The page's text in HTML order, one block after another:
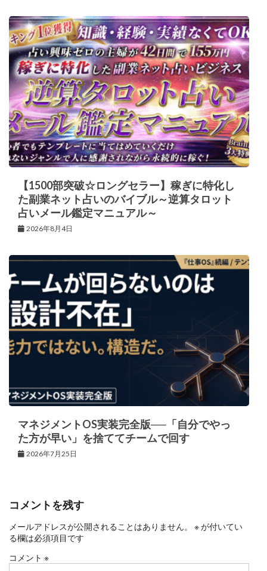
【1500部突破☆ロングセラー】稼ぎに特化し
た副業ネット占いのバイブル～逆算タロット
占いメール鑑定マニュアル～
2026年8月4日
マネジメントOS実装完全版──「自分でやっ
た方が早い」を捨ててチームで回す
2026年7月25日
コメントを残す
メールアドレスが公開されることはありません。 ※が付いてい
る欄は必須項目です
コメント ※